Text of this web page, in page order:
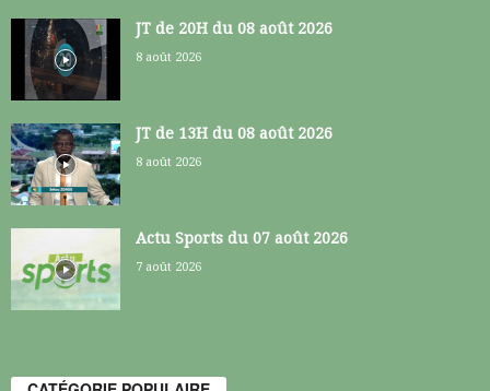
JT de 20H du 08 août 2026
8 août 2026
JT de 13H du 08 août 2026
8 août 2026
Actu Sports du 07 août 2026
7 août 2026